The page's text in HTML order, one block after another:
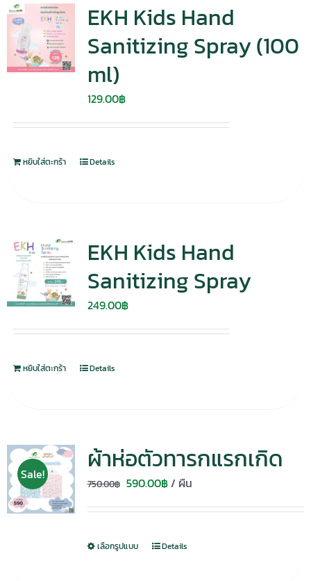
EKH Kids Hand
Sanitizing Spray (100
ml)
129.00฿
หยิบใส่ตะกร้า Details
EKH Kids Hand
Sanitizing Spray
249.00฿
หยิบใส่ตะกร้า Details
Sale! ผ้าห่อตัวทารกแรกเกิด
750.00฿ Original
750.00฿.
590.00฿Current
590.00฿.
/ ผืน
เลือกรูปแบบ Details